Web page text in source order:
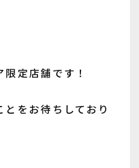
定店舗です！
をお待ちしており